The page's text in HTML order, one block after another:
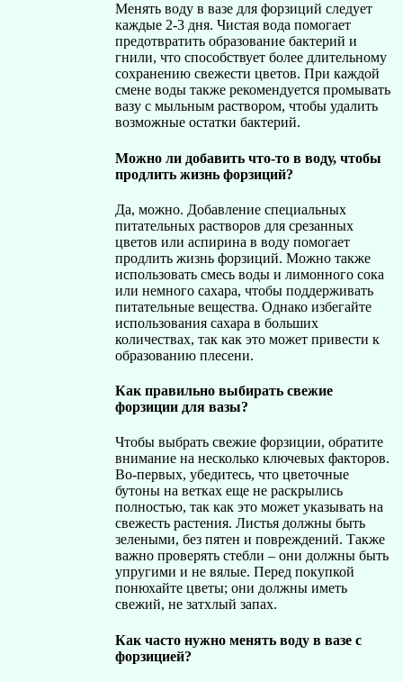
Менять воду в вазе для форзиций следует
каждые 2-3 дня. Чистая вода помогает
предотвратить образование бактерий и
гнили, что способствует более длительному
сохранению свежести цветов. При каждой
смене воды также рекомендуется промывать
вазу с мыльным раствором, чтобы удалить
возможные остатки бактерий.
Можно ли добавить что-то в воду, чтобы
продлить жизнь форзиций?
Да, можно. Добавление специальных
питательных растворов для срезанных
цветов или аспирина в воду помогает
продлить жизнь форзиций. Можно также
использовать смесь воды и лимонного сока
или немного сахара, чтобы поддерживать
питательные вещества. Однако избегайте
использования сахара в больших
количествах, так как это может привести к
образованию плесени.
Как правильно выбирать свежие
форзиции для вазы?
Чтобы выбрать свежие форзиции, обратите
внимание на несколько ключевых факторов.
Во-первых, убедитесь, что цветочные
бутоны на ветках еще не раскрылись
полностью, так как это может указывать на
свежесть растения. Листья должны быть
зелеными, без пятен и повреждений. Также
важно проверять стебли – они должны быть
упругими и не вялые. Перед покупкой
понюхайте цветы; они должны иметь
свежий, не затхлый запах.
Как часто нужно менять воду в вазе с
форзицией?